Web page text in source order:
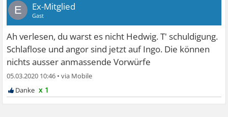
E Ex-Mitglied
Gast
Ah verlesen, du warst es nicht Hedwig. T' schuldigung.
Schlaflose und angor sind jetzt auf Ingo. Die können
nichts ausser anmassende Vorwürfe
05.03.2020 10:46 •
x 1